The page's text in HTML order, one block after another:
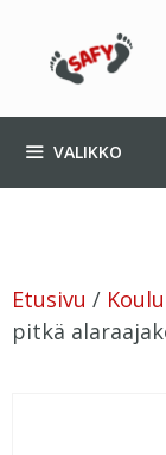
VALIKKO
Etusivu /
pitkä